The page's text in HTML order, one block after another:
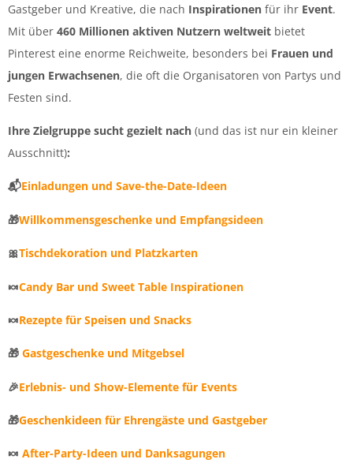
Gastgeber und Kreative, die nach Inspirationen für ihr Event.
Mit über 460 Millionen aktiven Nutzern weltweit bietet
Pinterest eine enorme Reichweite, besonders bei Frauen und
jungen Erwachsenen, die oft die Organisatoren von Partys und
Festen sind.
Ihre Zielgruppe sucht gezielt nach (und das ist nur ein kleiner
Ausschnitt):
📬Einladungen und Save-the-Date-Ideen
🎁Willkommensgeschenke und Empfangsideen
🎀Tischdekoration und Platzkarten
🍬Candy Bar und Sweet Table Inspirationen
🍬Rezepte für Speisen und Snacks
🎁 Gastgeschenke und Mitgebsel
🎉Erlebnis- und Show-Elemente für Events
🎁Geschenkideen für Ehrengäste und Gastgeber
🍬 After-Party-Ideen und Danksagungen